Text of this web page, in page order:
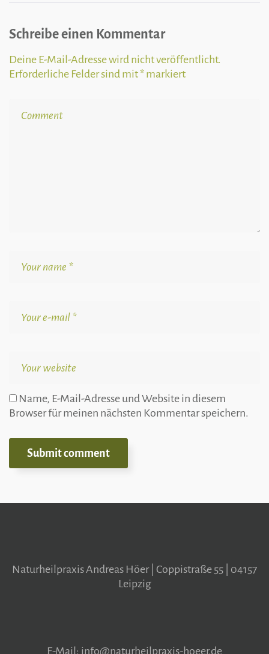
Schreibe einen Kommentar
Deine E-Mail-Adresse wird nicht veröffentlicht.
Erforderliche Felder sind mit* markiert
Name, E-Mail-Adresse und Website in diesem
Browser für meinen nächsten Kommentar speichern.
Naturheilpraxis Andreas Höer | Coppistraße 55 | 04157
Leipzig
E-Mail: info@naturheilpraxis-hoeer.de